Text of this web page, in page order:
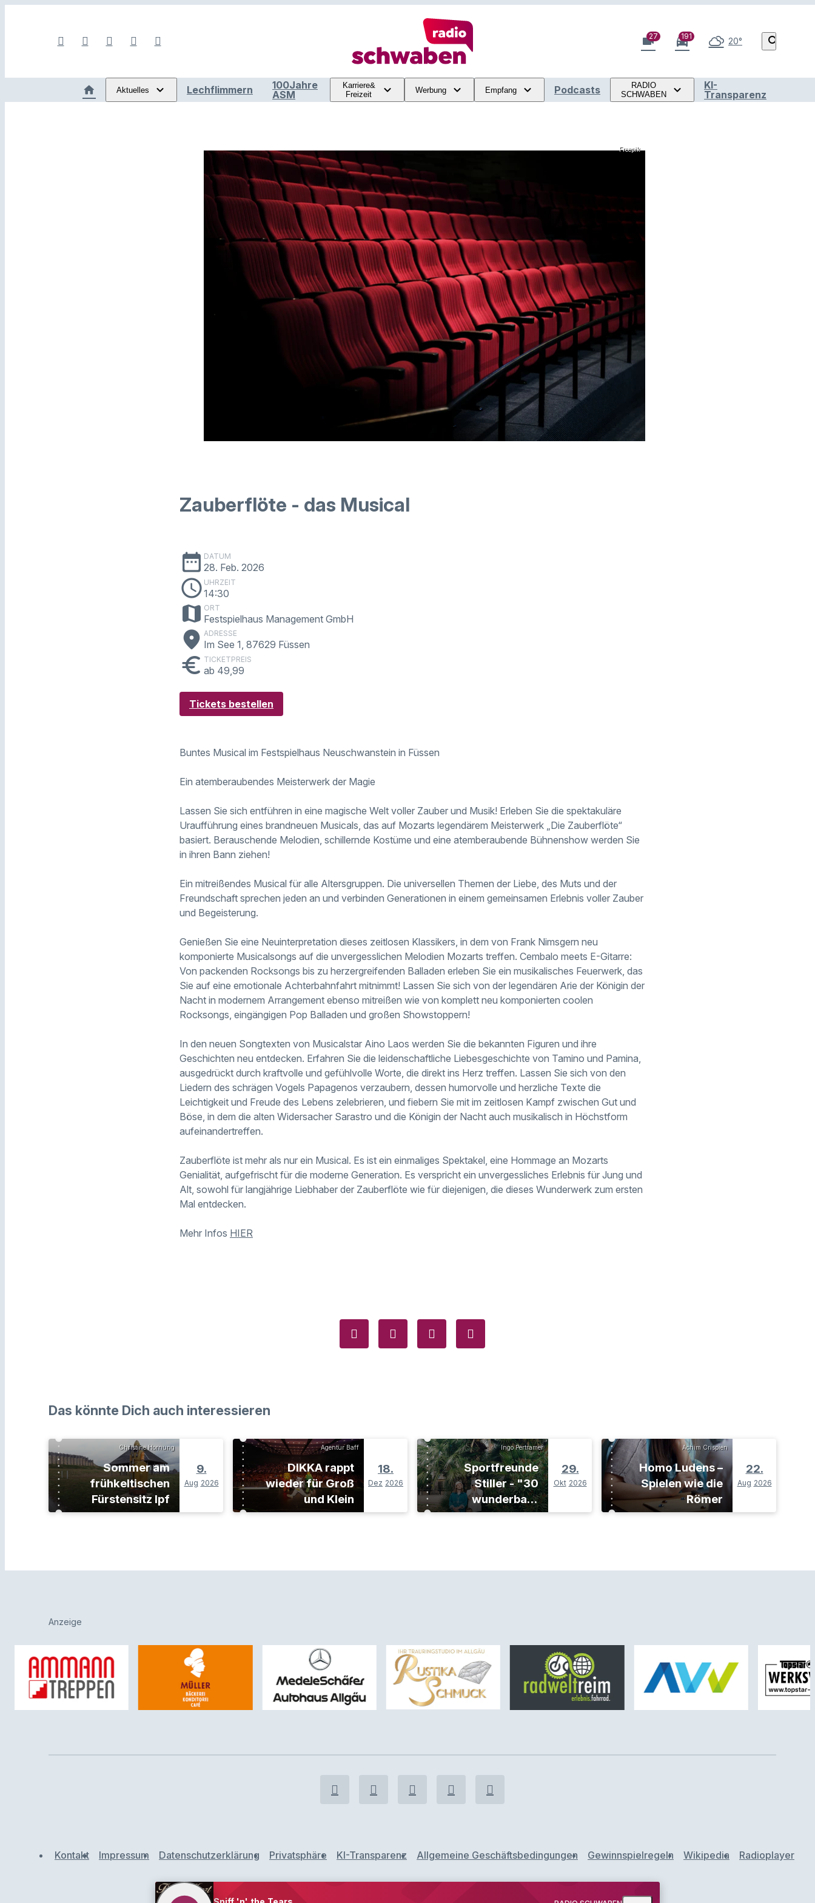
videocam
27 directions_car
191 20° search
Aktuelles Lechflimmern
100Jahre
ASM
Karriere&
Freizeit
Werbung Empfang Podcasts
RADIO
SCHWABEN
KI-
Transparenz
Freepik
Zauberflöte - das Musical
date_range DATUM
28. Feb. 2026
schedule UHRZEIT
14:30
map ORT
Festspielhaus Management GmbH
place ADRESSE
Im See 1, 87629 Füssen
euro TICKETPREIS
ab 49,99
Tickets bestellen
Buntes Musical im Festspielhaus Neuschwanstein in Füssen
Ein atemberaubendes Meisterwerk der Magie
Lassen Sie sich entführen in eine magische Welt voller Zauber und Musik! Erleben Sie die spektakuläre
Uraufführung eines brandneuen Musicals, das auf Mozarts legendärem Meisterwerk „Die Zauberflöte“
basiert. Berauschende Melodien, schillernde Kostüme und eine atemberaubende Bühnenshow werden Sie
in ihren Bann ziehen!
Ein mitreißendes Musical für alle Altersgruppen. Die universellen Themen der Liebe, des Muts und der
Freundschaft sprechen jeden an und verbinden Generationen in einem gemeinsamen Erlebnis voller Zauber
und Begeisterung.
Genießen Sie eine Neuinterpretation dieses zeitlosen Klassikers, in dem von Frank Nimsgern neu
komponierte Musicalsongs auf die unvergesslichen Melodien Mozarts treffen. Cembalo meets E-Gitarre:
Von packenden Rocksongs bis zu herzergreifenden Balladen erleben Sie ein musikalisches Feuerwerk, das
Sie auf eine emotionale Achterbahnfahrt mitnimmt! Lassen Sie sich von der legendären Arie der Königin der
Nacht in modernem Arrangement ebenso mitreißen wie von komplett neu komponierten coolen
Rocksongs, eingängigen Pop Balladen und großen Showstoppern!
In den neuen Songtexten von Musicalstar Aino Laos werden Sie die bekannten Figuren und ihre
Geschichten neu entdecken. Erfahren Sie die leidenschaftliche Liebesgeschichte von Tamino und Pamina,
ausgedrückt durch kraftvolle und gefühlvolle Worte, die direkt ins Herz treffen. Lassen Sie sich von den
Liedern des schrägen Vogels Papagenos verzaubern, dessen humorvolle und herzliche Texte die
Leichtigkeit und Freude des Lebens zelebrieren, und fiebern Sie mit im zeitlosen Kampf zwischen Gut und
Böse, in dem die alten Widersacher Sarastro und die Königin der Nacht auch musikalisch in Höchstform
aufeinandertreffen.
Zauberflöte ist mehr als nur ein Musical. Es ist ein einmaliges Spektakel, eine Hommage an Mozarts
Genialität, aufgefrischt für die moderne Generation. Es verspricht ein unvergessliches Erlebnis für Jung und
Alt, sowohl für langjährige Liebhaber der Zauberflöte wie für diejenigen, die dieses Wunderwerk zum ersten
Mal entdecken.
Mehr Infos HIER
Das könnte Dich auch interessieren
Christine Hornung
Sommer am
frühkeltischen
Fürstensitz Ipf
9.
Aug 2026
Agentur Baff
DIKKA rappt
wieder für Groß
und Klein
18.
Dez 2026
Ingo Pertramer
Sportfreunde
Stiller - "30
wunderbare
Jahre"-Tour
29.
Okt 2026
Achim Crispien
Homo Ludens –
Spielen wie die
Römer
22.
Aug 2026
Anzeige
Kontakt Impressum Datenschutzerklärung Privatsphäre KI-Transparenz Allgemeine Geschäftsbedingungen Gewinnspielregeln Wikipedia Radioplayer